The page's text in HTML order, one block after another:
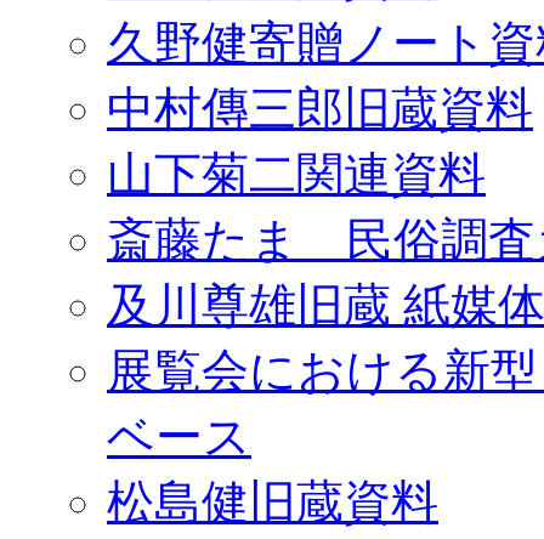
久野健寄贈ノート
中村傳三郎旧蔵資料
山下菊二関連資料
斎藤たま 民俗調査
及川尊雄旧蔵 紙媒
展覧会における新
ベース
松島健旧蔵資料